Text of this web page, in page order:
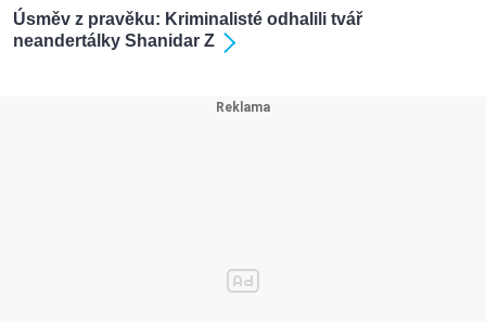
Úsměv z pravěku: Kriminalisté odhalili tvář
neandertálky Shanidar Z